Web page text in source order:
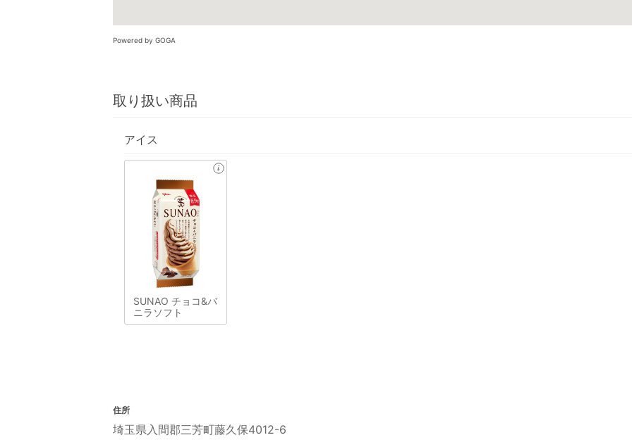
Powered by GOGA
取り扱い商品
アイス
SUNAO チョコ&バ
ニラソフト
住所
埼玉県入間郡三芳町藤久保4012-6